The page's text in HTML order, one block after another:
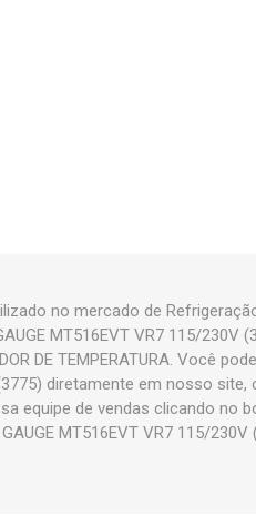
no mercado de
MT516EVT VR7 115/230V
DE TEMPERATURA. Você
diretamente em nosso site,
equipe de vendas clicando no
MT516EVT VR7 115/230V